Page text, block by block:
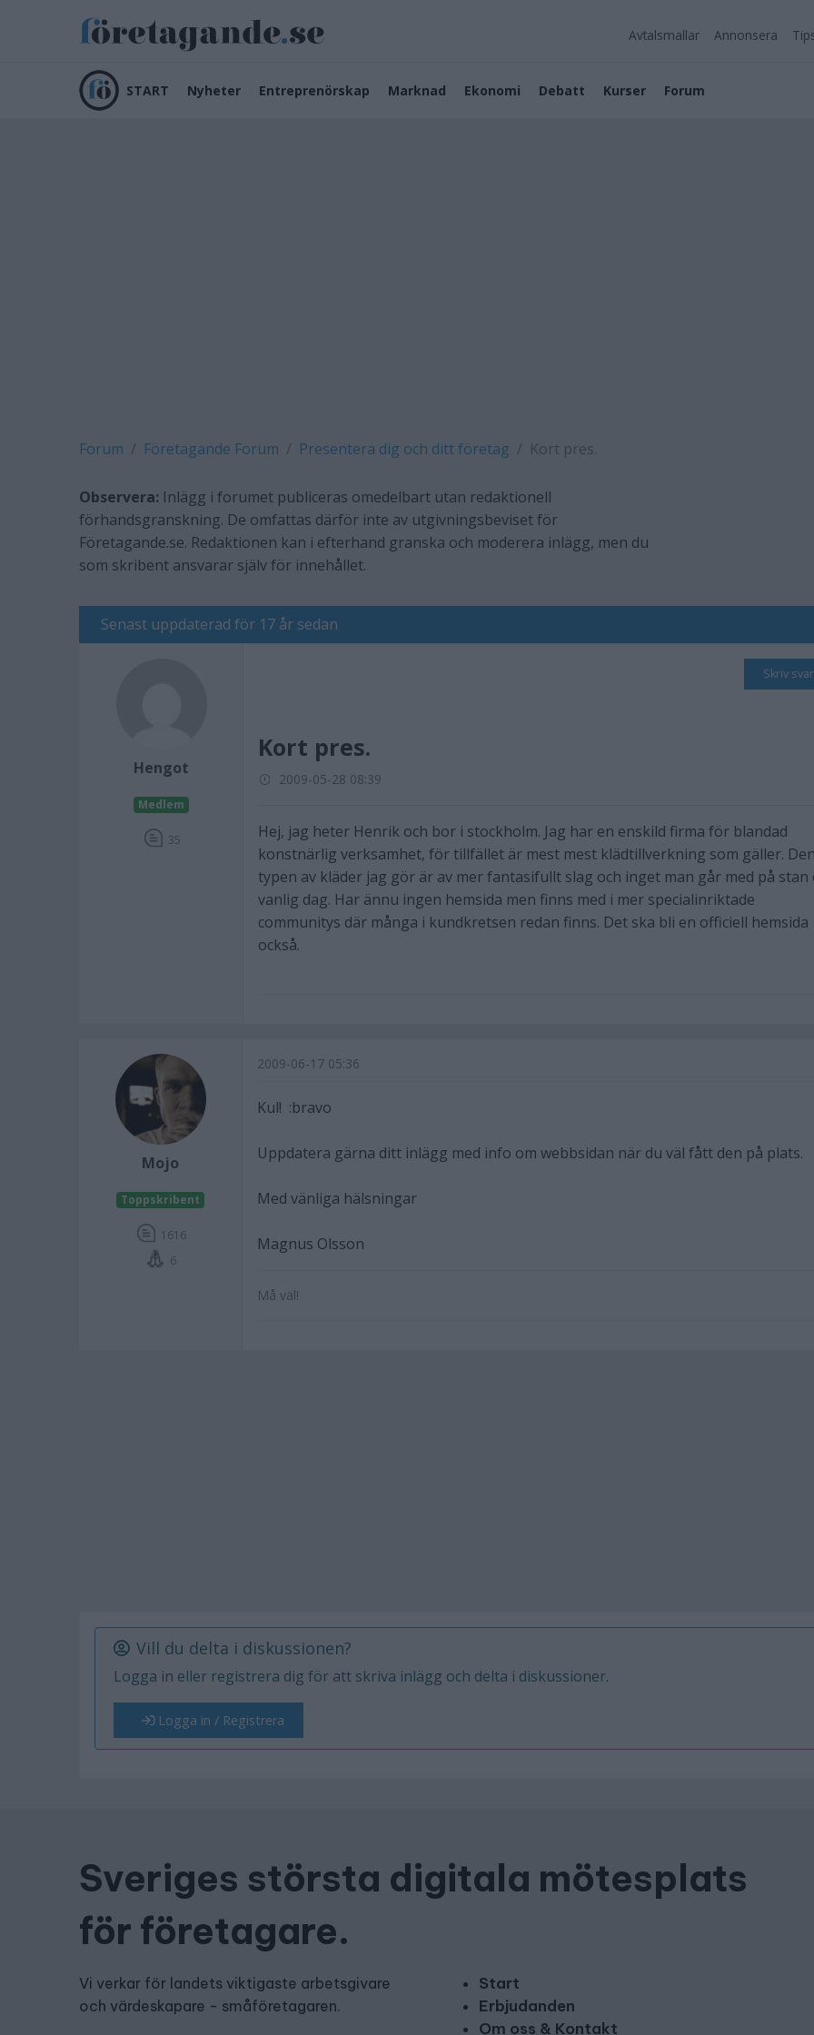
Avtalsmallar Annonsera
START Nyheter Entreprenörskap Marknad Ekonomi Debatt Kurser Forum
Forum Företagande Forum Presentera dig och ditt företag Kort pres.
Observera: Inlägg i forumet publiceras omedelbart utan redaktionell
förhandsgranskning. De omfattas därför inte av utgivningsbeviset för
Företagande.se. Redaktionen kan i efterhand granska och moderera inlägg, men du
som skribent ansvarar själv för innehållet.
Senast uppdaterad för 17 år sedan
Hengot
Medlem
35
Skriv svar
Kort pres.
2009-05-28 08:39
Hej, jag heter Henrik och bor i stockholm. Jag har en enskild firma för blandad
konstnärlig verksamhet, för tillfället är mest mest klädtillverkning som gäller. Den
typen av kläder jag gör är av mer fantasifullt slag och inget man går med på stan
vanlig dag. Har ännu ingen hemsida men finns med i mer specialinriktade
communitys där många i kundkretsen redan finns. Det ska bli en officiell hemsida
också.
Mojo
Toppskribent
1616
6
2009-06-17 05:36
Kul! :bravo
Uppdatera gärna ditt inlägg med info om webbsidan när du väl fått den på plats.
Med vänliga hälsningar
Magnus Olsson
Må väl!
Vill du delta i diskussionen?
Logga in eller registrera dig för att skriva inlägg och delta i diskussioner.
Logga in / Registrera
Sveriges största digitala mötesplats
för företagare.
Vi verkar för landets viktigaste arbetsgivare
och värdeskapare - småföretagaren.
Start
Erbjudanden
Om oss & Kontakt